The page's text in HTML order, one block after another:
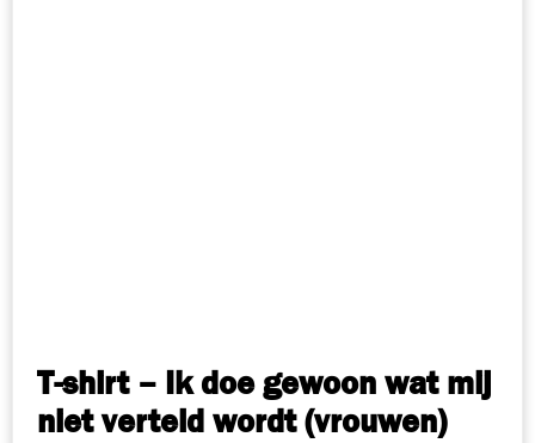
T-shirt – Ik doe gewoon wat mij
niet verteld wordt (vrouwen)